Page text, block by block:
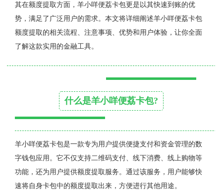
其在额度提取方面，羊小咩便荔卡包更是以其快速到账的优
势，满足了广泛用户的需求。本文将详细阐述羊小咩便荔卡包
额度提取的相关流程、注意事项、优势和用户体验，让你全面
了解这款实用的金融工具。
什么是羊小咩便荔卡包?
羊小咩便荔卡包是一款专为用户提供便捷支付和资金管理的数
字钱包应用。它不仅支持二维码支付、线下消费、线上购物等
功能，还为用户提供额度提取服务。通过该服务，用户能够快
速将自身卡包中的额度提取出来，方便进行其他用途。